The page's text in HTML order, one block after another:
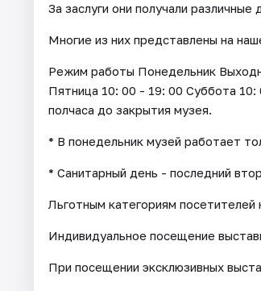
За заслуги они получали
Многие из них представлены на
Режим работы Понедельник
Пятница 10: 00 - 19: 00 Суббота
полчаса до закрытия музея.
* В понедельник музей работает
* Санитарный день - последний
Льготным категориям
Индивидуальное посещение
При посещении эксклюзивных